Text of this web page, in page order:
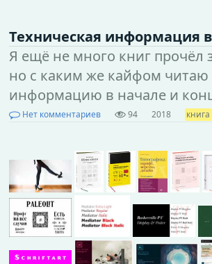
Техническая информация
Я ещё не много книг прочёл
но с каким же кайфом читаю
информацию в начале и
Нет комментариев 94 2018 книга